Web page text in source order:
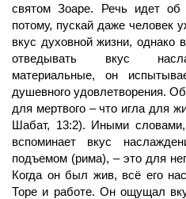
святом Зоаре. Речь идет об
потому, пускай даже человек
вкус духовной жизни, однако
отведывать вкус
материальные, он
душевного удовлетворения.
для мертвого – что игла для
Шабат, 13:2). Иными
вспоминает вкус
подъемом (рима), – это для
Когда он был жив, всё его
Торе и работе. Он ощущал